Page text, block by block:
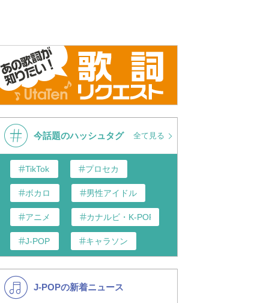
今話題のハッシュタグ 全て見る
TikTok プロセカ
ボカロ 男性アイドル
アニメ カナルビ・K-POP和訳
J-POP キャラソン
K-POP バンド
J-POPの新着ニュース